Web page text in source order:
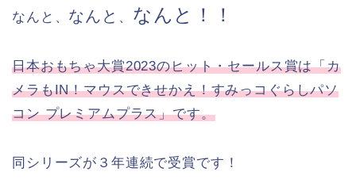
なんと、 なんと 、 なんと！！
日本おもちゃ大賞2023のヒット・セールス賞は「カ
メラもIN！マウスできせかえ！すみっコぐらしパソ
コン プレミアムプラス」です。
同シリーズが３年連続で受賞です！